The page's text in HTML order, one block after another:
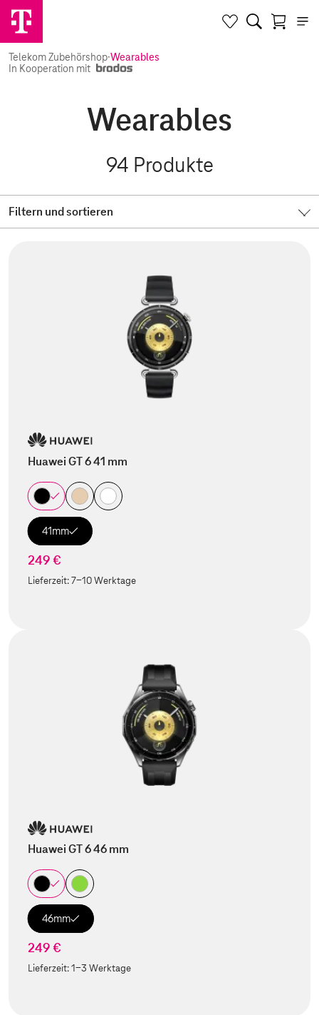
Telekom Zubehörshop·Wearables
In Kooperation mit
Wearables
94 Produkte
Filtern und sortieren
Huawei GT 6 41 mm
41mm
249 €
Lieferzeit:7-10 Werktage
Huawei GT 6 46 mm
46mm
249 €
Lieferzeit:1-3 Werktage